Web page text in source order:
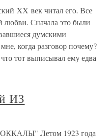
XX век читал его. Все
любви. Сначала это были
думскими
когда разговор почему?
тот выписывал ему едва
ИЗ
Летом 1923 года